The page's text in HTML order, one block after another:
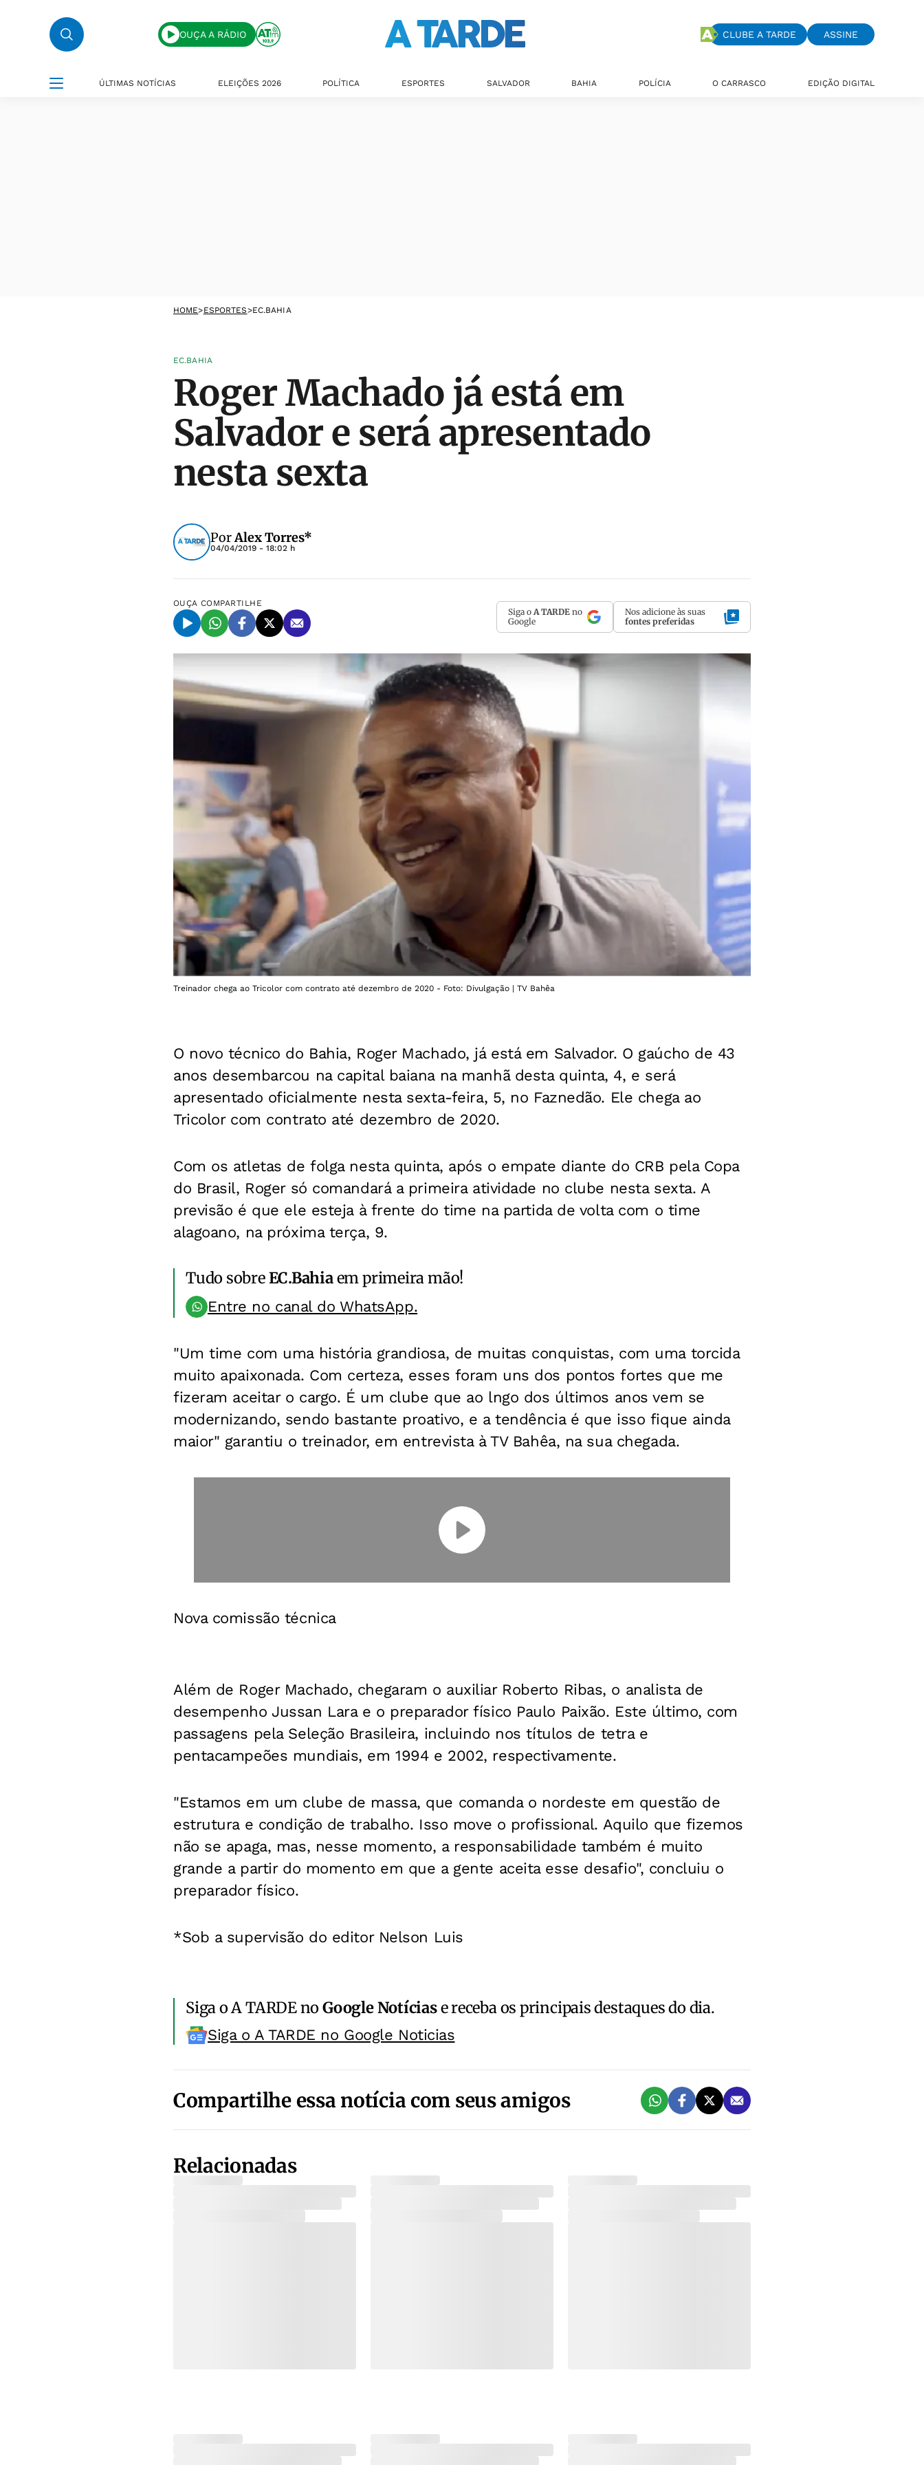
OUÇA A RÁDIO CLUBE A TARDE ASSINE
ÚLTIMAS NOTÍCIAS ELEIÇÕES 2026 POLÍTICA ESPORTES SALVADOR BAHIA POLÍCIA O CARRASCO EDIÇÃO DIGITAL
HOME>ESPORTES>EC.BAHIA
EC.BAHIA
Roger Machado já está em
Salvador e será apresentado
nesta sexta
PorAlex Torres*
04/04/2019 - 18:02 h
OUÇA COMPARTILHE
Siga o A TARDE no
Google
Nos adicione às suas
fontes preferidas
Treinador chega ao Tricolor com contrato até dezembro de 2020 - Foto: Divulgação | TV Bahêa
O novo técnico do Bahia, Roger Machado, já está em Salvador. O gaúcho de 43
anos desembarcou na capital baiana na manhã desta quinta, 4, e será
apresentado oficialmente nesta sexta-feira, 5, no Faznedão. Ele chega ao
Tricolor com contrato até dezembro de 2020.
Com os atletas de folga nesta quinta, após o empate diante do CRB pela Copa
do Brasil, Roger só comandará a primeira atividade no clube nesta sexta. A
previsão é que ele esteja à frente do time na partida de volta com o time
alagoano, na próxima terça, 9.
Tudo sobreEC.Bahiaem primeira mão!
Entre no canal do WhatsApp.
"Um time com uma história grandiosa, de muitas conquistas, com uma torcida
muito apaixonada. Com certeza, esses foram uns dos pontos fortes que me
fizeram aceitar o cargo. É um clube que ao lngo dos últimos anos vem se
modernizando, sendo bastante proativo, e a tendência é que isso fique ainda
maior" garantiu o treinador, em entrevista à TV Bahêa, na sua chegada.
Nova comissão técnica
Além de Roger Machado, chegaram o auxiliar Roberto Ribas, o analista de
desempenho Jussan Lara e o preparador físico Paulo Paixão. Este último, com
passagens pela Seleção Brasileira, incluindo nos títulos de tetra e
pentacampeões mundiais, em 1994 e 2002, respectivamente.
"Estamos em um clube de massa, que comanda o nordeste em questão de
estrutura e condição de trabalho. Isso move o profissional. Aquilo que fizemos
não se apaga, mas, nesse momento, a responsabilidade também é muito
grande a partir do momento em que a gente aceita esse desafio", concluiu o
preparador físico.
*Sob a supervisão do editor Nelson Luis
Siga o A TARDE noGoogle Notíciase receba os principais destaques do dia.
Siga o A TARDE no Google Noticias
Compartilhe essa notícia com seus amigos
Relacionadas